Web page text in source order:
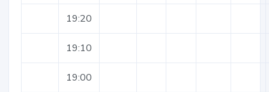
19:20
19:10
19:00